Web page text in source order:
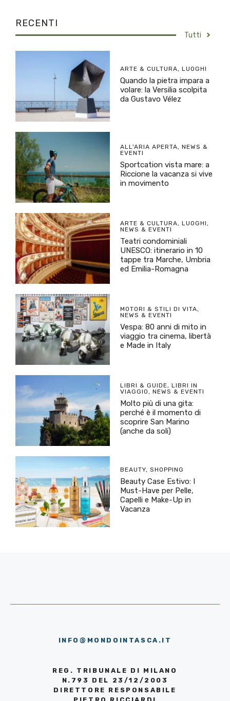
RECENTI
Tutti
ARTE & CULTURA, LUOGHI
Quando la pietra impara a
volare: la Versilia scolpita
da Gustavo Vélez
ALL'ARIA APERTA, NEWS &
EVENTI
Sportcation vista mare: a
Riccione la vacanza si vive
in movimento
ARTE & CULTURA, LUOGHI,
NEWS & EVENTI
Teatri condominiali
UNESCO: itinerario in 10
tappe tra Marche, Umbria
ed Emilia-Romagna
MOTORI & STILI DI VITA,
NEWS & EVENTI
Vespa: 80 anni di mito in
viaggio tra cinema, libertà
e Made in Italy
LIBRI & GUIDE, LIBRI IN
VIAGGIO, NEWS & EVENTI
Molto più di una gita:
perché è il momento di
scoprire San Marino
(anche da soli)
BEAUTY, SHOPPING
Beauty Case Estivo: I
Must-Have per Pelle,
Capelli e Make-Up in
Vacanza
INFO@MONDOINTASCA.IT
REG. TRIBUNALE DI MILANO
N.793 DEL 23/12/2003
DIRETTORE RESPONSABILE
PIETRO RICCIARDI